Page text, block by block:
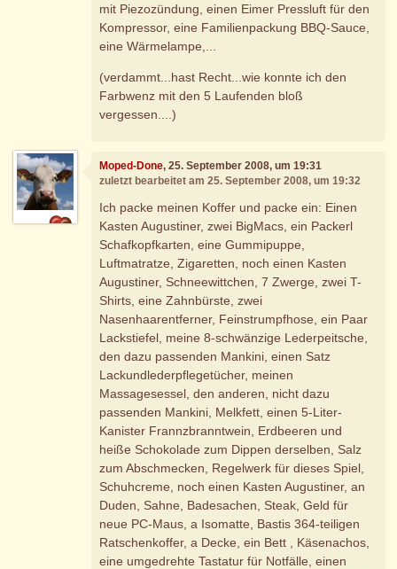
mit Piezozündung, einen Eimer Pressluft für den
Kompressor, eine Familienpackung BBQ-Sauce,
eine Wärmelampe,...
(verdammt...hast Recht...wie konnte ich den
Farbwenz mit den 5 Laufenden bloß
vergessen....)
Moped-Done, 25. September 2008, um 19:31
zuletzt bearbeitet am 25. September 2008, um 19:32
Ich packe meinen Koffer und packe ein: Einen
Kasten Augustiner, zwei BigMacs, ein Packerl
Schafkopfkarten, eine Gummipuppe,
Luftmatratze, Zigaretten, noch einen Kasten
Augustiner, Schneewittchen, 7 Zwerge, zwei T-
Shirts, eine Zahnbürste, zwei
Nasenhaarentferner, Feinstrumpfhose, ein Paar
Lackstiefel, meine 8-schwänzige Lederpeitsche,
den dazu passenden Mankini, einen Satz
Lackundlederpflegetücher, meinen
Massagesessel, den anderen, nicht dazu
passenden Mankini, Melkfett, einen 5-Liter-
Kanister Frannzbranntwein, Erdbeeren und
heiße Schokolade zum Dippen derselben, Salz
zum Abschmecken, Regelwerk für dieses Spiel,
Schuhcreme, noch einen Kasten Augustiner, an
Duden, Sahne, Badesachen, Steak, Geld für
neue PC-Maus, a Isomatte, Bastis 364-teiligen
Ratschenkoffer, a Decke, ein Bett , Käsenachos,
eine umgedrehte Tastatur für Notfälle, einen